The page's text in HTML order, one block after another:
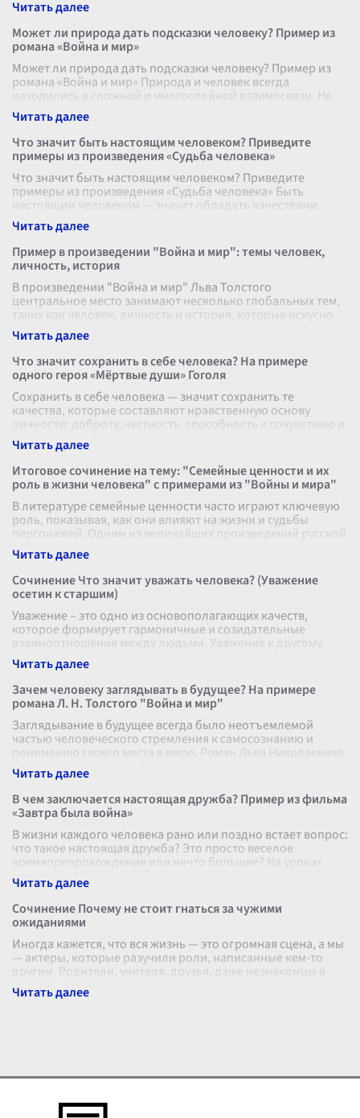
Может ли природа дать подсказки человеку? Пример из
романа «Война и мир»
Может ли природа дать подсказки человеку? Пример из
романа «Война и мир» Природа и человек всегда
находились в сложной и многослойной взаимосвязи. Не
раз и не два восхвалялась её
Что значит быть настоящим человеком? Приведите
примеры из произведения «Судьба человека»
Что значит быть настоящим человеком? Приведите
примеры из произведения «Судьба человека» Быть
настоящим человеком — значит обладать качествами,
которые позволяют сохранять достоин
Пример в произведении "Война и мир": темы человек,
личность, история
В произведении "Война и мир" Льва Толстого
центральное место занимают несколько глобальных тем,
таких как человек, личность и история, которые искусно
переплетаются и создают много
Что значит сохранить в себе человека? На примере
одного героя «Мëртвые души» Гоголя
Сохранить в себе человека — значит сохранить те
качества, которые составляют нравственную основу
личности: доброту, честность, способность к сочувствию и
состраданию. В романе Нико
Итоговое сочинение на тему: "Семейные ценности и их
роль в жизни человека" с примерами из "Войны и мира"
В литературе семейные ценности часто играют ключевую
роль, показывая, как они влияют на жизни и судьбы
персонажей. Одним из величайших произведений русской
литературы, в котором гл
Сочинение Что значит уважать человека? (Уважение
осетин к старшим)
Уважение – это одно из основополагающих качеств,
которое формирует гармоничные и созидательные
взаимоотношения между людьми. Уважение к другому
человеку начинается с признания его
Зачем человеку заглядывать в будущее? На примере
романа Л. Н. Толстого "Война и мир"
Заглядывание в будущее всегда было неотъемлемой
частью человеческого стремления к самосознанию и
пониманию своего места в мире. Роман Льва Николаевича
Толстого "Война и мир" предос
В чем заключается настоящая дружба? Пример из фильма
«Завтра была война»
В жизни каждого человека рано или поздно встает вопрос:
что такое настоящая дружба? Это просто веселое
времяпрепровождение или нечто большее? На уроках
литературы мы часто обсуждае
Сочинение Почему не стоит гнаться за чужими
ожиданиями
Иногда кажется, что вся жизнь — это огромная сцена, а мы
— актеры, которые разучили роли, написанные кем-то
другим. Родители, учителя, друзья, даже незнакомцы в
интернете — все они